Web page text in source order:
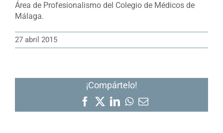
Área de Profesionalismo del Colegio de Médicos de
Málaga.
27 abril 2015
¡Compártelo!
Facebook
X LinkedIn
WhatsApp
Correo
electrónico